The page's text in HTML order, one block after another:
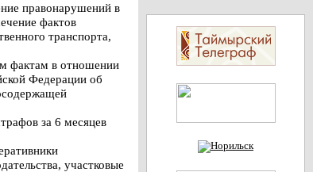
правонарушений в
фактов
транспорта,
фактам в отношении
Федерации об
за 6 месяцев
участковые